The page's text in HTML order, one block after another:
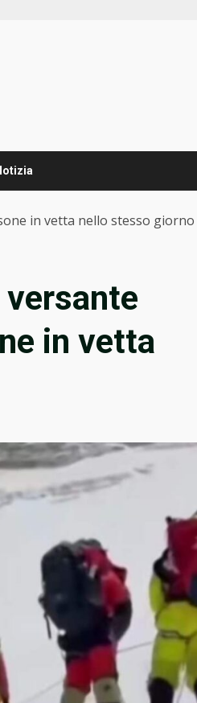
in vetta nello stesso giorno
in vetta